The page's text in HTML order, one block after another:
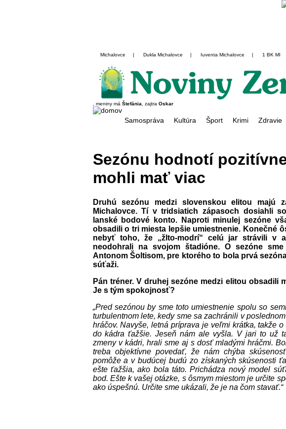
Michalovce | Dukla Michalovce | Iuventa Michalovce | 1 BK MI
, meniny má Štefánia , zajtra Oskar
Samospráva Kultúra Šport Krimi Zdravie
Sezónu hodnotí
mohli mať viac
Druhú sezónu medzi slovenskou elitou majú
Michalovce. Tí v tridsiatich zápasoch dosiahli
lanské bodové konto. Naproti minulej sezóne
obsadili o tri miesta lepšie umiestnenie. Konečné
nebyť toho, že „žlto-modrí“ celú jar strávili v
neodohrali na svojom štadióne. O sezóne
Antonom Šoltisom, pre ktorého to bola prvá
súťaži.
Pán tréner. V druhej sezóne medzi elitou obsadili
Je s tým spokojnosť?
„Pred sezónou by sme toto umiestnenie spolu so
turbulentnom lete, kedy sme sa zachránili v
hráčov. Navyše, letná príprava je veľmi krátka, takže
do kádra ťažšie. Jeseň nám ale vyšla. V jari to už
zmeny v kádri, hrali sme aj s dosť mladými hráčmi.
treba objektívne povedať, že nám chýba
pomôže a v budúcej budú zo získaných skúsenosti
ešte ťažšia, ako bola táto. Prichádza nový model
bod. Ešte k vašej otázke, s ôsmym miestom je určite
ako úspešnú. Určite sme ukázali, že je na čom stavať.“